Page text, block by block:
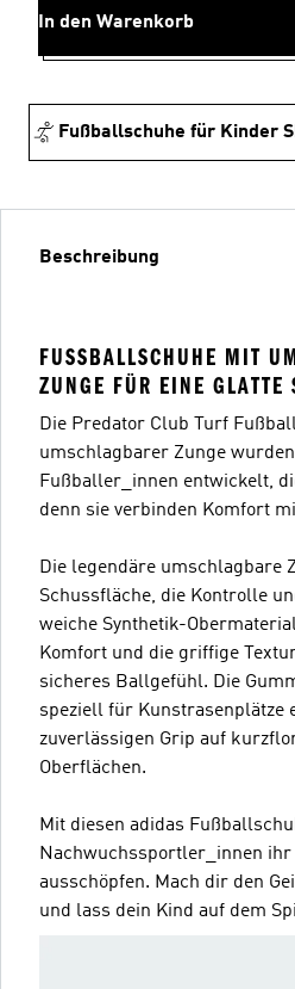
In den Warenkorb
Fußballschuhe für Kinder
Beschreibung
FUSSBALLSCHUHE MIT
UNGE FÜR EINE GLATTE
Die Predator Club Turf
umschlagbarer Zunge
Fußballer_innen entwickelt,
denn sie verbinden Komfort
Die legendäre umschlagbare
Schussfläche, die Kontrolle
weiche Synthetik-
Komfort und die griffige
sicheres Ballgefühl. Die
speziell für Kunstrasenplätze
zuverlässigen Grip auf
Oberflächen.
Mit diesen adidas
Nachwuchssportler_innen ihr
ausschöpfen. Mach dir den
und lass dein Kind auf dem